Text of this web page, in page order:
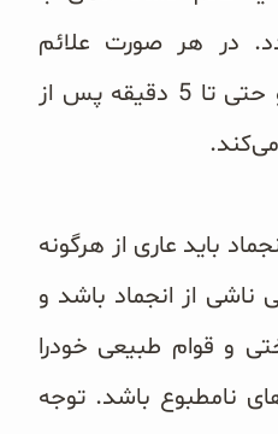
در هر صورت علائم
مسمومیت به سرعت و حتی تا 5 دقیقه پس از
باید عاری از هرگونه
ناشی از انجماد باشد و
و قوام طبیعی خودرا
نامطبوع باشد. توجه